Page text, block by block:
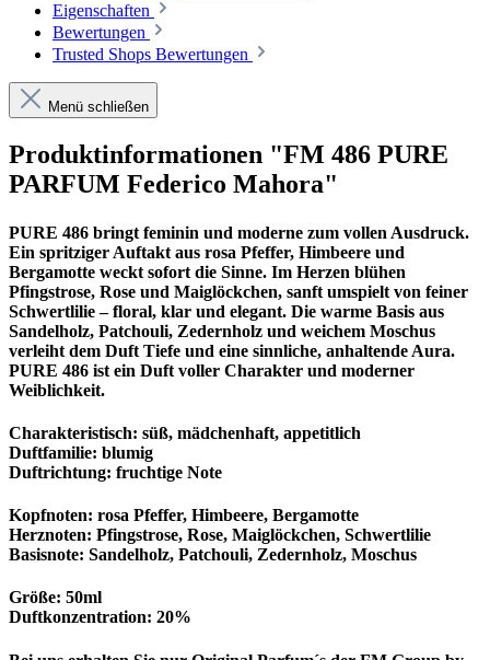
Eigenschaften
Bewertungen
Trusted Shops Bewertungen
Menü schließen
Produktinformationen "FM 486 PURE
PARFUM Federico Mahora"
PURE 486 bringt feminin und moderne zum vollen Ausdruck.
Ein spritziger Auftakt aus rosa Pfeffer, Himbeere und
Bergamotte weckt sofort die Sinne. Im Herzen blühen
Pfingstrose, Rose und Maiglöckchen, sanft umspielt von feiner
Schwertlilie – floral, klar und elegant. Die warme Basis aus
Sandelholz, Patchouli, Zedernholz und weichem Moschus
verleiht dem Duft Tiefe und eine sinnliche, anhaltende Aura.
PURE 486 ist ein Duft voller Charakter und moderner
Weiblichkeit.
Charakteristisch: süß, mädchenhaft, appetitlich
Duftfamilie: blumig
Duftrichtung: fruchtige Note
Kopfnoten: rosa Pfeffer, Himbeere, Bergamotte
Herznoten: Pfingstrose, Rose, Maiglöckchen, Schwertlilie
Basisnote: Sandelholz, Patchouli, Zedernholz, Moschus
Größe: 50ml
Duftkonzentration: 20%